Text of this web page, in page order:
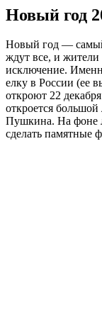
Новый год
Новый год —
ждут все, и жители
исключение.
елку в России (ее
откроют 22
откроется
Пушкина. На фоне
сделать памятные